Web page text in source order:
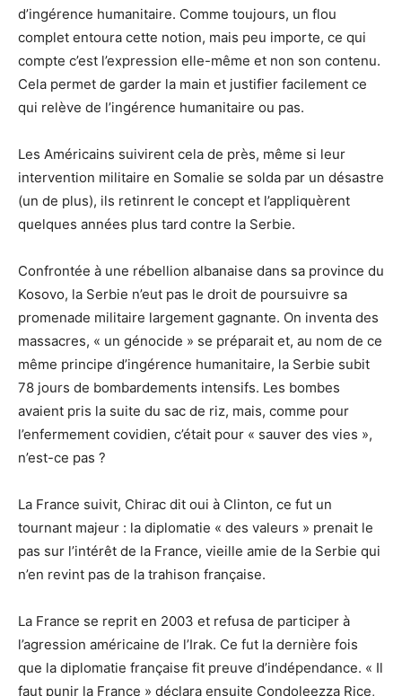
d’ingérence humanitaire. Comme toujours, un flou
complet entoura cette notion, mais peu importe, ce qui
compte c’est l’expression elle-même et non son contenu.
Cela permet de garder la main et justifier facilement ce
qui relève de l’ingérence humanitaire ou pas.
Les Américains suivirent cela de près, même si leur
intervention militaire en Somalie se solda par un désastre
(un de plus), ils retinrent le concept et l’appliquèrent
quelques années plus tard contre la Serbie.
Confrontée à une rébellion albanaise dans sa province du
Kosovo, la Serbie n’eut pas le droit de poursuivre sa
promenade militaire largement gagnante. On inventa des
massacres, « un génocide » se préparait et, au nom de ce
même principe d’ingérence humanitaire, la Serbie subit
78 jours de bombardements intensifs. Les bombes
avaient pris la suite du sac de riz, mais, comme pour
l’enfermement covidien, c’était pour « sauver des vies »,
n’est-ce pas ?
La France suivit, Chirac dit oui à Clinton, ce fut un
tournant majeur : la diplomatie « des valeurs » prenait le
pas sur l’intérêt de la France, vieille amie de la Serbie qui
n’en revint pas de la trahison française.
La France se reprit en 2003 et refusa de participer à
l’agression américaine de l’Irak. Ce fut la dernière fois
que la diplomatie française fit preuve d’indépendance. « Il
faut punir la France » déclara ensuite Condoleezza Rice,